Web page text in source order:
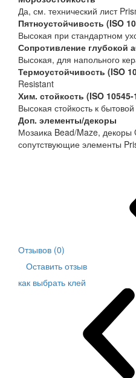
Да, см. технический лист
Пятноустойчивость (ISO
Высокая при стандартном
Сопротивление глубокой
Высокая, для напольного
Термоустойчивость (ISO
Resistant
Хим. стойкость (ISO 10545-
Высокая стойкость к
Доп. элементы/декоры
Мозаика Bead/Maze, декоры
сопутствующие элементы
Отзывов (0)
Оставить отзыв
как выбрать клей